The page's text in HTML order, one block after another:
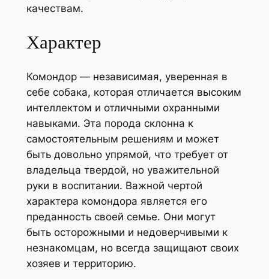
качествам.
Характер
Комондор — независимая, уверенная в
себе собака, которая отличается высоким
интеллектом и отличными охранными
навыками. Эта порода склонна к
самостоятельным решениям и может
быть довольно упрямой, что требует от
владельца твердой, но уважительной
руки в воспитании. Важной чертой
характера комондора является его
преданность своей семье. Они могут
быть осторожными и недоверчивыми к
незнакомцам, но всегда защищают своих
хозяев и территорию.